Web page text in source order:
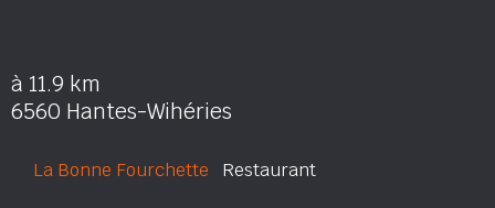
à 11.9 km
6560 Hantes-Wihéries
La Bonne Fourchette Restaurant